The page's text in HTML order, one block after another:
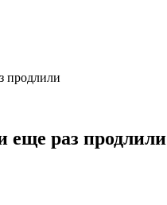
продлили
еще раз продлили